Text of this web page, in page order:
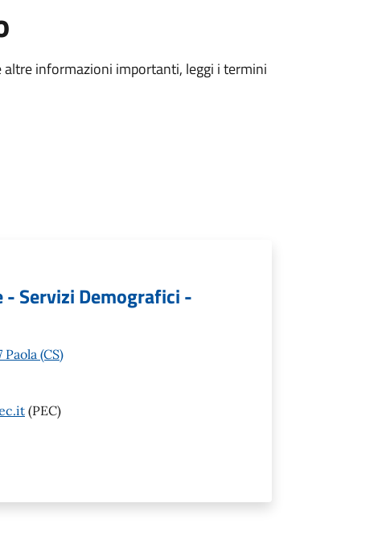
informazioni importanti, leggi i termini
Servizi Demografici -
(CS)
(PEC)